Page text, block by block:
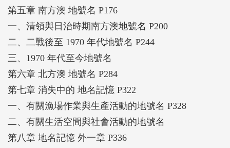
第五章 南方澳 地號名 P176
一、清領與日治時期南方澳地號名 P200
二、二戰後至 1970 年代地號名 P244
三、1970 年代至今地號名
第六章 北方澳 地號名 P284
第七章 消失中的 地名記憶 P322
一、有關漁場作業與生產活動的地號名 P328
二、有關生活空間與社會活動的地號名
第八章 地名記憶 外一章 P336